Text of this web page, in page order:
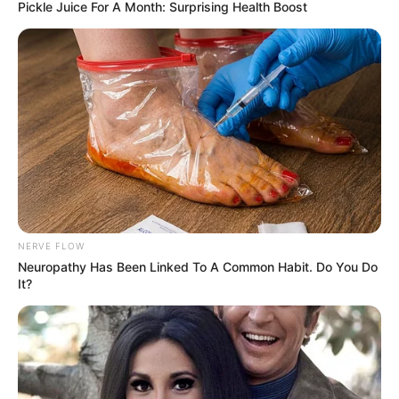
സംഘം ആക്രമിക്കുകയായിരുന്നു.
Pickle Juice For A Month: Surprising Health Boost
NERVE FLOW
Neuropathy Has Been Linked To A Common Habit. Do You Do
It?